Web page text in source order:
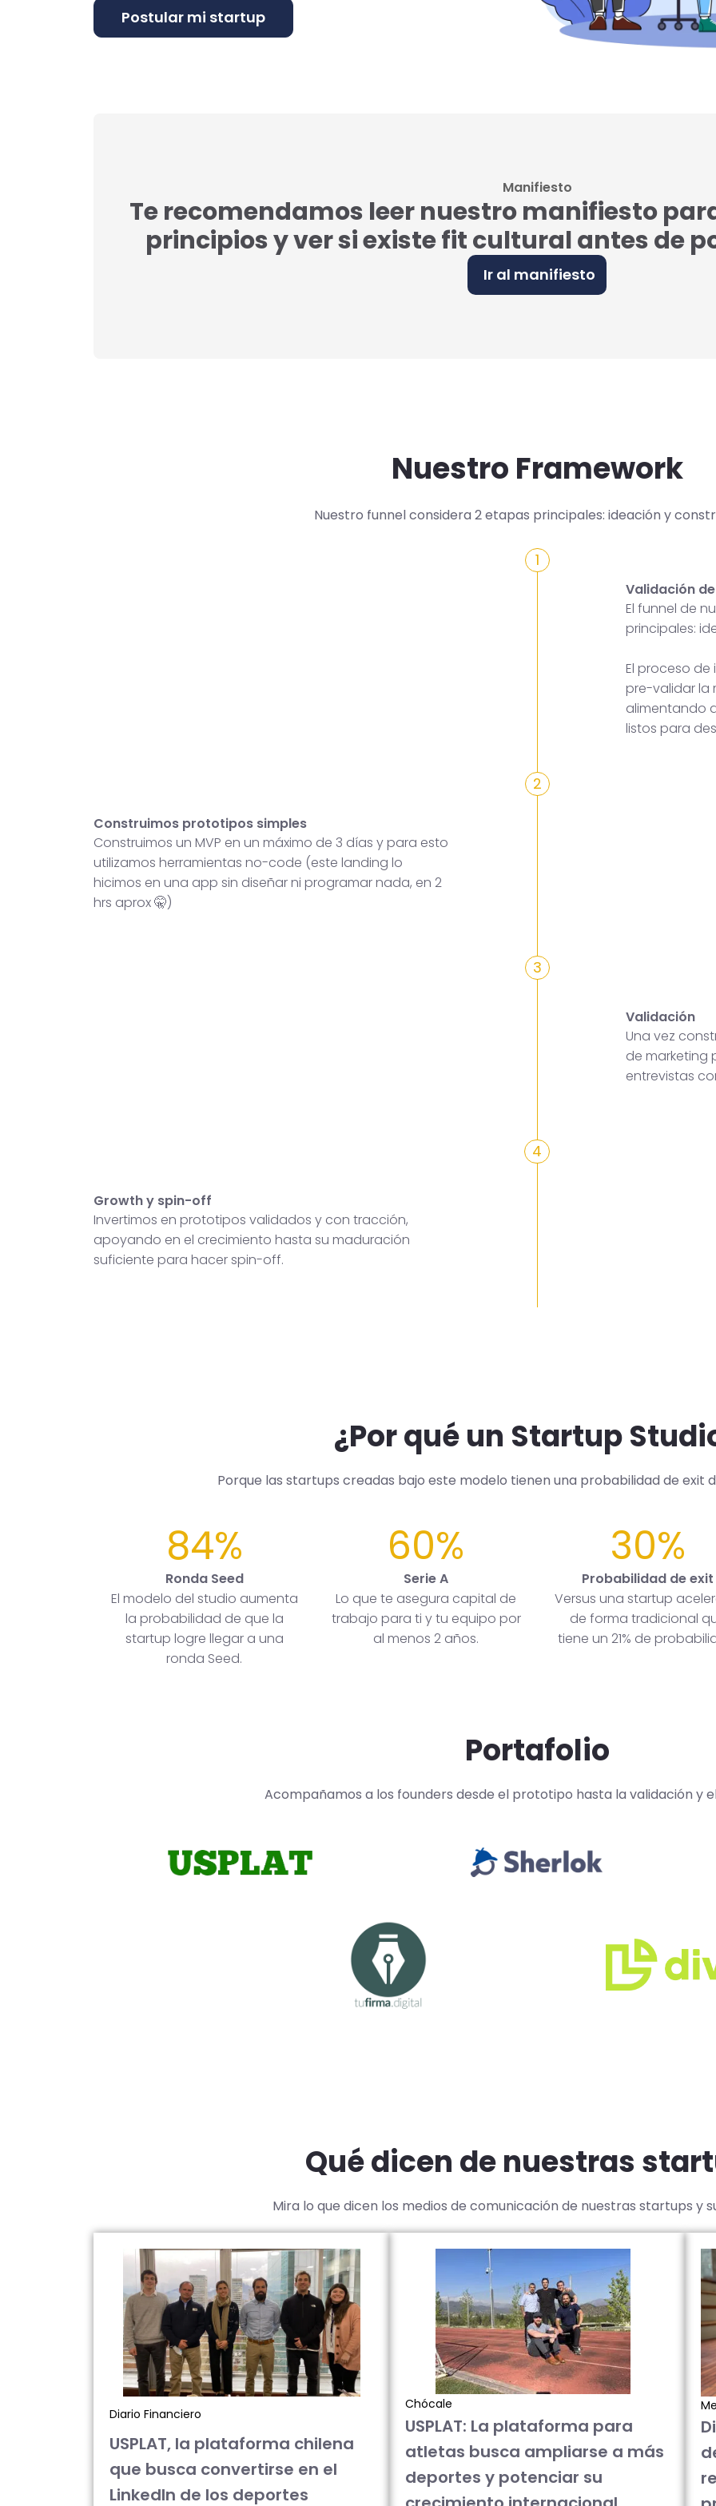
Manifiesto
Te recomendamos leer nuestro manifiesto
principios y ver si existe fit cultural antes de
Ir al manifiesto
Nuestro Framework
Nuestro funnel considera 2 etapas principales: ideación y
1
Validación
El funnel de
principales:
El proceso
pre-validar la
alimentando
listos para
Construimos prototipos simples
Construimos un MVP en un máximo de 3 días y para esto
utilizamos herramientas no-code (este landing lo
hicimos en una app sin diseñar ni programar nada, en 2
hrs aprox 🤫)
2
3
Validación
Una vez
de marketing
entrevistas
Growth y spin-off
Invertimos en prototipos validados y con tracción,
apoyando en el crecimiento hasta su maduración
suficiente para hacer spin-off.
4
¿Por qué un Startup
Porque las startups creadas bajo este modelo tienen una probabilidad de exit
84%
Ronda Seed
El modelo del studio aumenta
la probabilidad de que la
startup logre llegar a una
ronda Seed.
60%
Serie A
Lo que te asegura capital de
trabajo para ti y tu equipo por
al menos 2 años.
30%
Probabilidad de exit
Versus una startup
de forma tradicional
tiene un 21% de
Portafolio
Acompañamos a los founders desde el prototipo hasta la validación y
Qué dicen de nuestras
Mira lo que dicen los medios de comunicación de nuestras startups y
Diario Financiero
USPLAT, la plataforma chilena
que busca convertirse en el
LinkedIn de los deportes
Chócale
USPLAT: La plataforma para
atletas busca ampliarse a más
deportes y potenciar su